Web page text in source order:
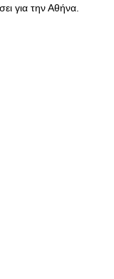
για την Αθήνα.